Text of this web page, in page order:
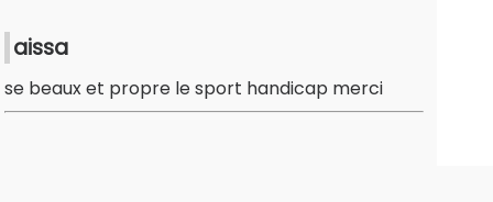
aissa
se beaux et propre le sport handicap merci